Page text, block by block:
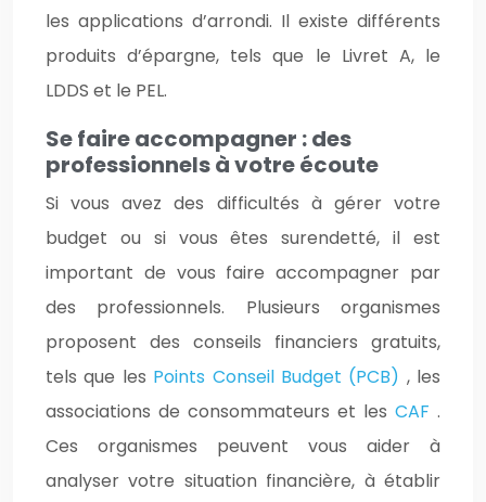
les applications d’arrondi. Il existe différents
produits d’épargne, tels que le Livret A, le
LDDS et le PEL.
Se faire accompagner : des
professionnels à votre écoute
Si vous avez des difficultés à gérer votre
budget ou si vous êtes surendetté, il est
important de vous faire accompagner par
des professionnels. Plusieurs organismes
proposent des conseils financiers gratuits,
tels que les Points Conseil Budget (PCB) , les
associations de consommateurs et les CAF .
Ces organismes peuvent vous aider à
analyser votre situation financière, à établir